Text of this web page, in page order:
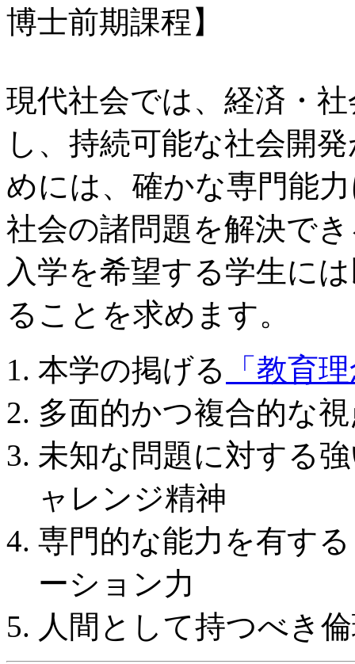
博士前期課程】
現代社会では、経済・
し、持続可能な社会開
めには、確かな専門能
社会の諸問題を解決で
入学を希望する学生に
ることを求めます。
本学の掲げる
「教育
多面的かつ複合的な
未知な問題に対する
ャレンジ精神
専門的な能力を有す
ーション力
人間として持つべき